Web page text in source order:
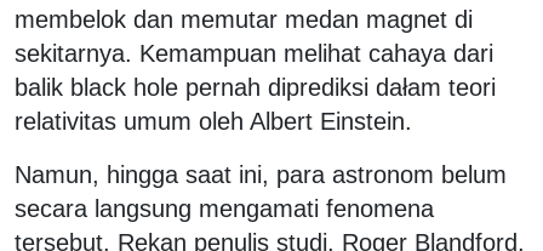
membelok dan memutar medan magnet di
sekitarnya. Kemampuan melihat cahaya dari
balik black hole pernah diprediksi dałam teori
relativitas umum oleh Albert Einstein.
Namun, hingga saat ini, para astronom belum
secara langsung mengamati fenomena
tersebut. Rekan penulis studi, Roger Blandford,